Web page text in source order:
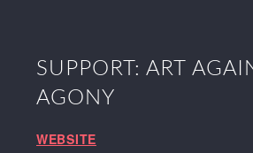
SUPPORT: ART
AGONY
WEBSITE